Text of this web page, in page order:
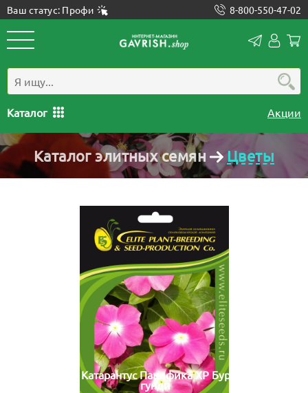
Ваш статус: Профи 8-800-550-47-02
Каталог Акции
Каталог элитных семян Цветы
Катарантус Пацифика ХР Бур
гунди